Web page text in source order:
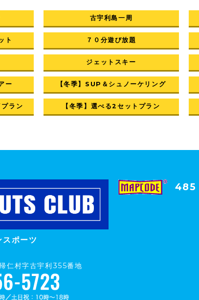
古宇利島一周
ト ７０分遊び放題
ジェットスキー
ー 【冬季】SUP＆シュノーケリング
プラン 【冬季】選べる2セットプラン
ポーツ
村字古宇利355番地
485